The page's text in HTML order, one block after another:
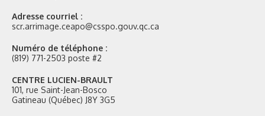
Adresse courriel :
scr.arrimage.ceapo@csspo.gouv.qc.ca
Numéro de téléphone :
(819) 771-2503 poste #2
CENTRE LUCIEN-BRAULT
101, rue Saint-Jean-Bosco
Gatineau (Québec) J8Y 3G5